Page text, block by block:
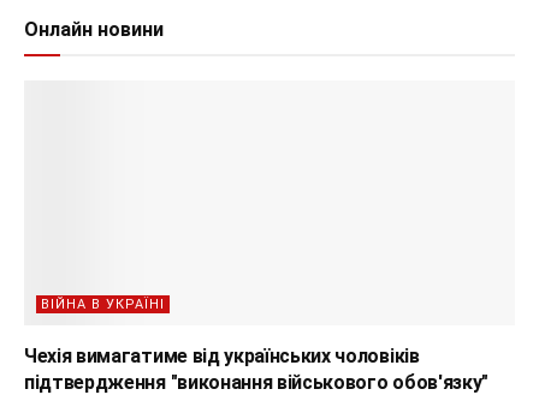
Онлайн новини
ВІЙНА В УКРАЇНІ
Чехія вимагатиме від українських чоловіків
підтвердження "виконання військового обов'язку"